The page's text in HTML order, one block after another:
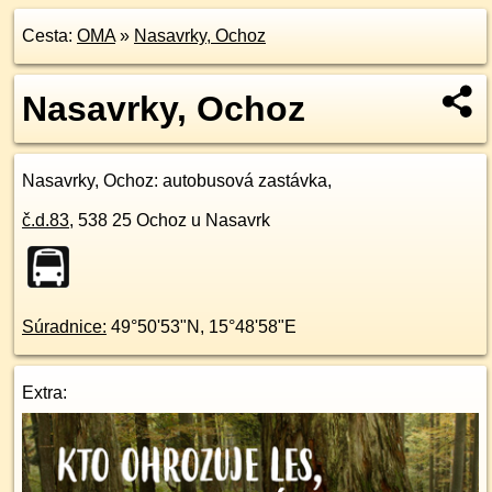
Cesta: OMA» Nasavrky, Ochoz
Nasavrky, Ochoz
Nasavrky, Ochoz: autobusová zastávka,
č.d.83, 538 25 Ochoz u Nasavrk
Súradnice: 49°50'53"N , 15°48'58"E
Extra: